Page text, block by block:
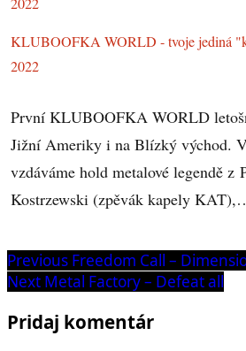
KLUBOOFKA WORLD - tvoje jediná
2022
První KLUBOOFKA WORLD
Jižní Ameriky i na Blízký východ.
vzdáváme hold metalové legendě z
Kostrzewski (zpěvák kapely
Navigácia
v
článku
Previous Previous
post:
Freedom Call –
Next Next
Metal Factory – Defeat all
Pridaj komentár